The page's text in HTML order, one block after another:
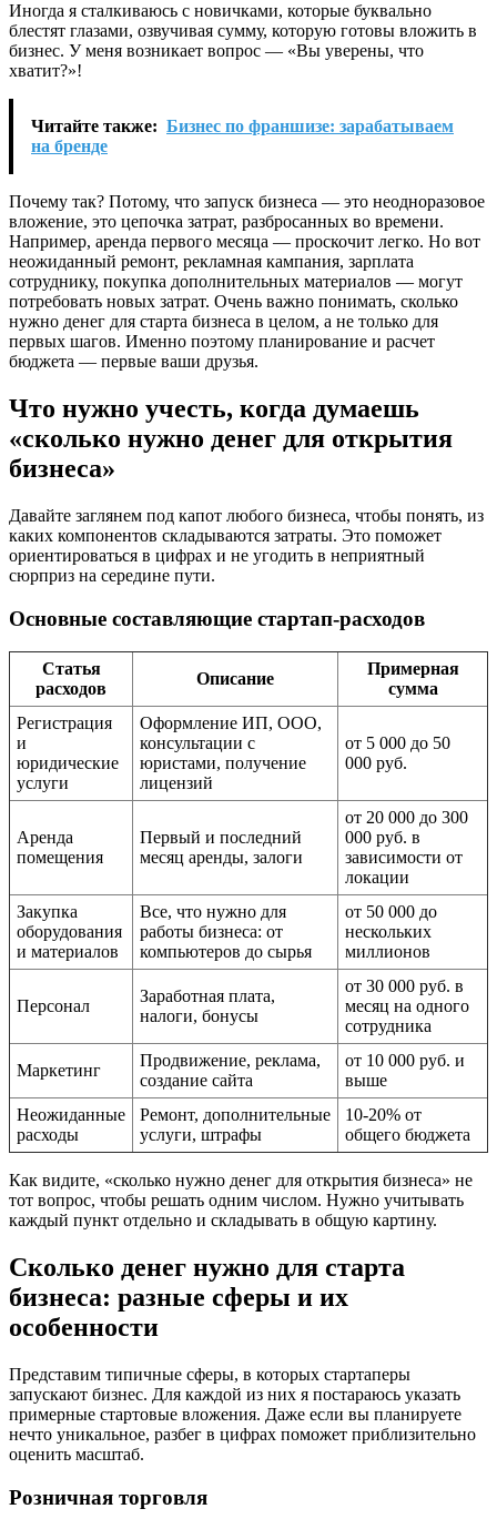
Иногда я сталкиваюсь с новичками, которые буквально
блестят глазами, озвучивая сумму, которую готовы вложить в
бизнес. У меня возникает вопрос — «Вы уверены, что
хватит?»!
Читайте также: Бизнес по франшизе: зарабатываем
на бренде
Почему так? Потому, что запуск бизнеса — это неодноразовое
вложение, это цепочка затрат, разбросанных во времени.
Например, аренда первого месяца — проскочит легко. Но вот
неожиданный ремонт, рекламная кампания, зарплата
сотруднику, покупка дополнительных материалов — могут
потребовать новых затрат. Очень важно понимать, сколько
нужно денег для старта бизнеса в целом, а не только для
первых шагов. Именно поэтому планирование и расчет
бюджета — первые ваши друзья.
Что нужно учесть, когда думаешь
«сколько нужно денег для открытия
бизнеса»
Давайте заглянем под капот любого бизнеса, чтобы понять, из
каких компонентов складываются затраты. Это поможет
ориентироваться в цифрах и не угодить в неприятный
сюрприз на середине пути.
Основные составляющие стартап-расходов
Статья
расходов
Описание
Примерная
сумма
Регистрация
и
юридические
услуги
Оформление ИП, ООО,
консультации с
юристами, получение
лицензий
от 5 000 до 50
000 руб.
Аренда
помещения
Первый и последний
месяц аренды, залоги
от 20 000 до 300
000 руб. в
зависимости от
локации
Закупка
оборудования
и материалов
Все, что нужно для
работы бизнеса: от
компьютеров до сырья
от 50 000 до
нескольких
миллионов
Персонал
Заработная плата,
налоги, бонусы
от 30 000 руб. в
месяц на одного
сотрудника
Маркетинг
Продвижение, реклама,
создание сайта
от 10 000 руб. и
выше
Неожиданные
расходы
Ремонт, дополнительные
услуги, штрафы
10-20% от
общего бюджета
Как видите, «сколько нужно денег для открытия бизнеса» не
тот вопрос, чтобы решать одним числом. Нужно учитывать
каждый пункт отдельно и складывать в общую картину.
Сколько денег нужно для старта
бизнеса: разные сферы и их
особенности
Представим типичные сферы, в которых стартаперы
запускают бизнес. Для каждой из них я постараюсь указать
примерные стартовые вложения. Даже если вы планируете
нечто уникальное, разбег в цифрах поможет приблизительно
оценить масштаб.
Розничная торговля